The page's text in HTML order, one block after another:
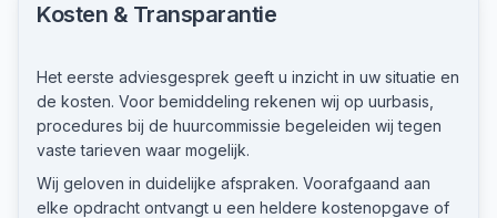
Kosten & Transparantie
Het eerste adviesgesprek geeft u inzicht in uw situatie en
de kosten. Voor bemiddeling rekenen wij op uurbasis,
procedures bij de huurcommissie begeleiden wij tegen
vaste tarieven waar mogelijk.
Wij geloven in duidelijke afspraken. Voorafgaand aan
elke opdracht ontvangt u een heldere kostenopgave of